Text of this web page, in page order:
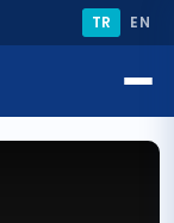
TR EN